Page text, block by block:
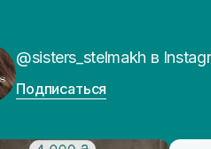
@sisters_stelmakh в
Подписаться